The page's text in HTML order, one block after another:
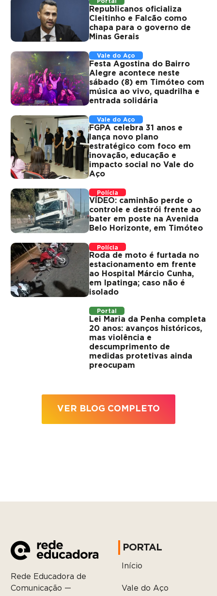
Portal
Republicanos oficializa
Cleitinho e Falcão como
chapa para o governo de
Minas Gerais
Vale do Aço
Festa Agostina do Bairro
Alegre acontece neste
sábado (8) em Timóteo com
música ao vivo, quadrilha e
entrada solidária
Vale do Aço
FGPA celebra 31 anos e
lança novo plano
estratégico com foco em
inovação, educação e
impacto social no Vale do
Aço
Polícia
VÍDEO: caminhão perde o
controle e destrói frente ao
bater em poste na Avenida
Belo Horizonte, em Timóteo
Polícia
Roda de moto é furtada no
estacionamento em frente
ao Hospital Márcio Cunha,
em Ipatinga; caso não é
isolado
Portal
Lei Maria da Penha completa
20 anos: avanços históricos,
mas violência e
descumprimento de
medidas protetivas ainda
preocupam
VER BLOG COMPLETO
Rede Educadora de
Comunicação —
PORTAL
Início
Vale do Aço